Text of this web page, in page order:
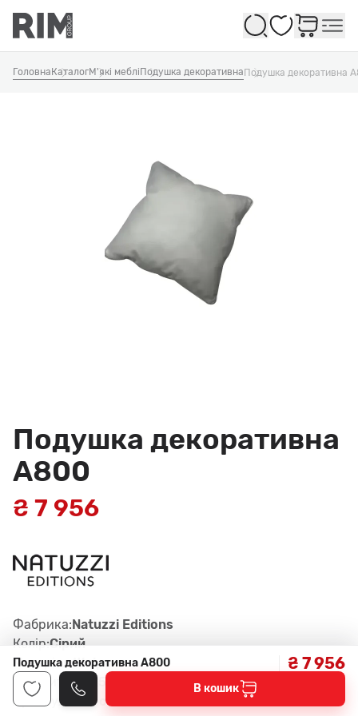
Обране
Головна КаталогМ'які меблі Подушка декоративнаПодушка декоративна
Подушка декоративна
A800
₴ 7 956
Фабрика:Natuzzi Editions
Колір:Сірий
Матеріал:Шкіра
Габарити:50x50x14H см
Артикул:
322, col. 25VI
Подушка декоративна A800 ₴ 7 956
В кошик